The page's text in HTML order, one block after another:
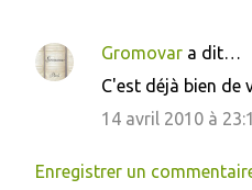
n
t
r
Gromovar a dit…
C'est déjà bien de
14 avril 2010 à
Enregistrer un